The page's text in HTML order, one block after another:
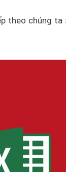
theo chúng ta